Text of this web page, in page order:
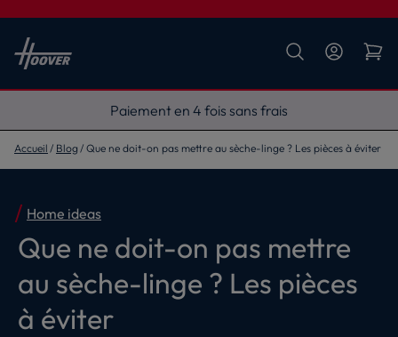
Livraison gratuite
Accueil Blog Que ne doit-on pas mettre au sèche-linge ? Les pièces à éviter
Home ideas
Que ne doit-on pas mettre
au sèche-linge ? Les pièces
à éviter